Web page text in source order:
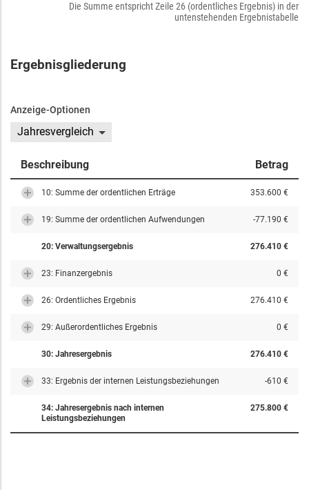
Die Summe entspricht Zeile 26 (ordentliches Ergebnis) in der
untenstehenden Ergebnistabelle
Ergebnisgliederung
Anzeige-Optionen
Jahresvergleich
Beschreibung Betrag
10: Summe der ordentlichen Erträge 353.600 €
19: Summe der ordentlichen Aufwendungen -77.190 €
20: Verwaltungsergebnis 276.410 €
23: Finanzergebnis 0 €
26: Ordentliches Ergebnis 276.410 €
29: Außerordentliches Ergebnis 0 €
30: Jahresergebnis 276.410 €
33: Ergebnis der internen Leistungsbeziehungen -610 €
34: Jahresergebnis nach internen
Leistungsbeziehungen
275.800 €